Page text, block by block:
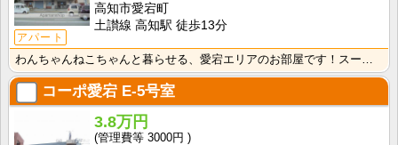
アパート
高知市愛宕町
土讃線 高知駅 徒歩13分
わんちゃんねこちゃんと暮らせる、愛宕エリアのお部屋です！スーパー・コンビニ徒歩圏の暮らしやすいエリア･･･
コーポ愛宕 E-5号室
3.8万円
3000円